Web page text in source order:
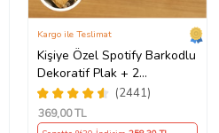
Kişiye Özel Spotify Barkodlu
Dekoratif Plak + 2
Anahtarlık Babaya Anneye
Sevgiliye Arkadaşa Hediye
(2441)
Kargo ile Teslimat
369,00 TL